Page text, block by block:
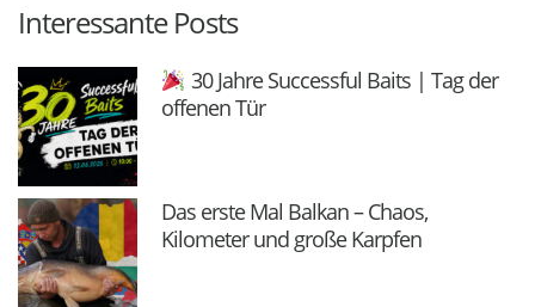
Interessante Posts
30 Jahre Successful Baits | Tag der
offenen Tür
Das erste Mal Balkan – Chaos,
Kilometer und große Karpfen